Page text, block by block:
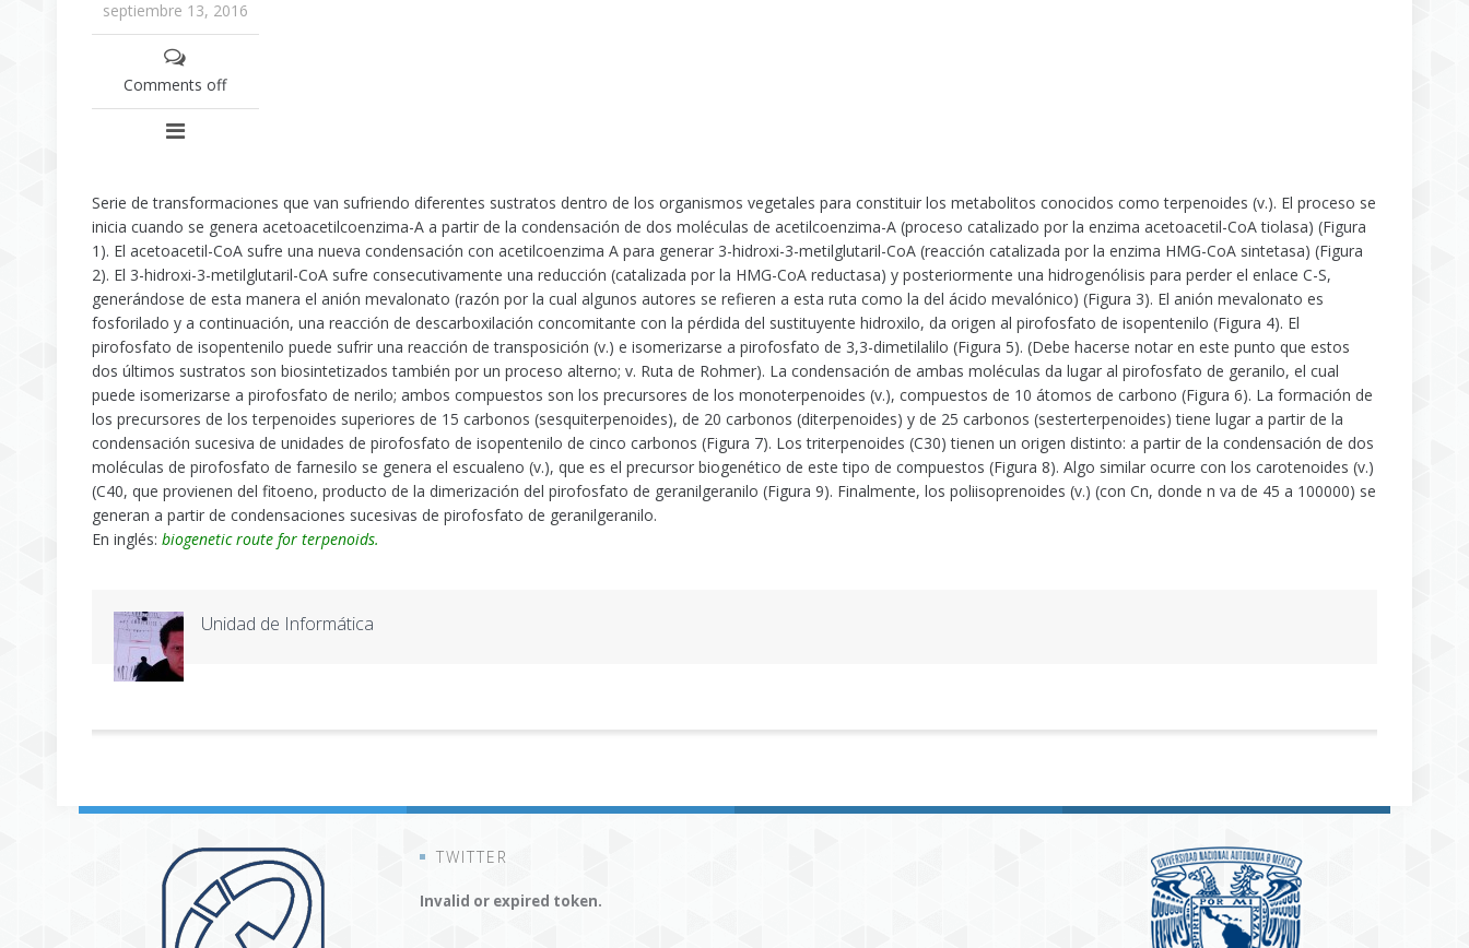
septiembre 13, 2016
Comments off
Serie de transformaciones que van sufriendo diferentes sustratos dentro de los organismos vegetales para constituir los metabolitos conocidos como terpenoides (v.). El proceso se
inicia cuando se genera acetoacetilcoenzima-A a partir de la condensación de dos moléculas de acetilcoenzima-A (proceso catalizado por la enzima acetoacetil-CoA tiolasa) (Figura
1). El acetoacetil-CoA sufre una nueva condensación con acetilcoenzima A para generar 3-hidroxi-3-metilglutaril-CoA (reacción catalizada por la enzima HMG-CoA sintetasa) (Figura
2). El 3-hidroxi-3-metilglutaril-CoA sufre consecutivamente una reducción (catalizada por la HMG-CoA reductasa) y posteriormente una hidrogenólisis para perder el enlace C-S,
generándose de esta manera el anión mevalonato (razón por la cual algunos autores se refieren a esta ruta como la del ácido mevalónico) (Figura 3). El anión mevalonato es
fosforilado y a continuación, una reacción de descarboxilación concomitante con la pérdida del sustituyente hidroxilo, da origen al pirofosfato de isopentenilo (Figura 4). El
pirofosfato de isopentenilo puede sufrir una reacción de transposición (v.) e isomerizarse a pirofosfato de 3,3-dimetilalilo (Figura 5). (Debe hacerse notar en este punto que estos
dos últimos sustratos son biosintetizados también por un proceso alterno; v. Ruta de Rohmer). La condensación de ambas moléculas da lugar al pirofosfato de geranilo, el cual
puede isomerizarse a pirofosfato de nerilo; ambos compuestos son los precursores de los monoterpenoides (v.), compuestos de 10 átomos de carbono (Figura 6). La formación de
los precursores de los terpenoides superiores de 15 carbonos (sesquiterpenoides), de 20 carbonos (diterpenoides) y de 25 carbonos (sesterterpenoides) tiene lugar a partir de la
condensación sucesiva de unidades de pirofosfato de isopentenilo de cinco carbonos (Figura 7). Los triterpenoides (C30) tienen un origen distinto: a partir de la condensación de dos
moléculas de pirofosfato de farnesilo se genera el escualeno (v.), que es el precursor biogenético de este tipo de compuestos (Figura 8). Algo similar ocurre con los carotenoides (v.)
(C40, que provienen del fitoeno, producto de la dimerización del pirofosfato de geranilgeranilo (Figura 9). Finalmente, los poliisoprenoides (v.) (con Cn, donde n va de 45 a 100000) se
generan a partir de condensaciones sucesivas de pirofosfato de geranilgeranilo.
En inglés: biogenetic route for terpenoids.
Unidad de Informática
TWITTER
Invalid or expired token.